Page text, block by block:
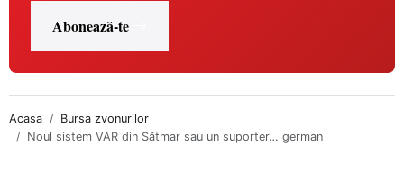
Abonează-te
Acasa
Bursa zvonurilor
Noul sistem VAR din Sătmar sau un suporter… german